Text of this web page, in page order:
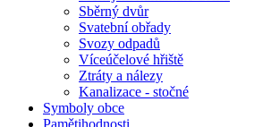
Sběrný dvůr
Svatební obřady
Svozy odpadů
Víceúčelové hřiště
Ztráty a nálezy
Kanalizace - stočné
Symboly obce
Pamětihodnosti